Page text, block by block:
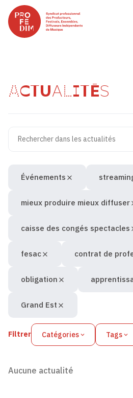
ACTUALITÉS
Recherche
Filtrer Catégories Tags
Événements
mieux produire mieux diffuser
caisse des congés spectacles
fesac contrat de
obligation
Grand Est
Aucune actualité